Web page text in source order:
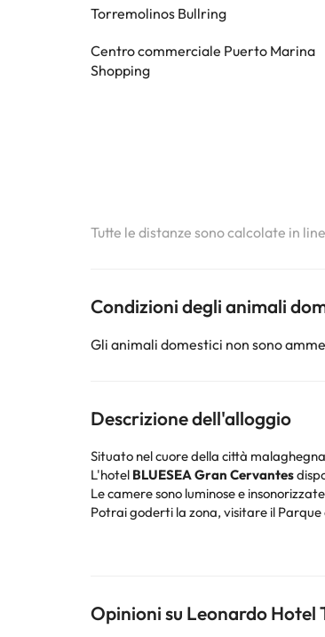
Torremolinos Bullring
Centro commerciale Puerto Marina
Shopping
Tutte le distanze sono calcolate in
Condizioni degli animali
Gli animali domestici non sono
Descrizione dell'alloggio
Situato nel cuore della città
L'hotel BLUESEA Gran Cervantes
Le camere sono luminose e
Potrai goderti la zona, visitare il
Opinioni su Leonardo Hotel